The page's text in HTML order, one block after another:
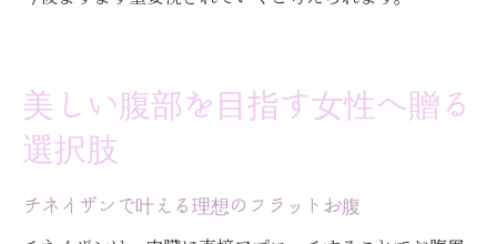
美しい腹部を目指す女性へ贈る
選択肢
チネイザンで叶える理想のフラットお腹